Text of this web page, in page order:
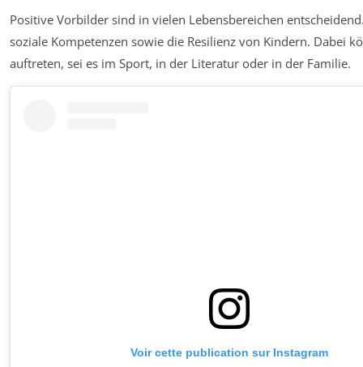
Positive Vorbilder sind in vielen Lebensbereichen
soziale Kompetenzen sowie die Resilienz von Kindern. Dabei
auftreten, sei es im Sport, in der Literatur oder in der Familie.
Voir cette publication sur Instagram